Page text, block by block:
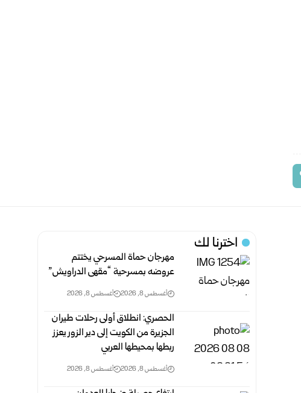
اخترنا لك
مهرجان حماة المسرحي يختتم
عروضه بمسرحية “مقهى الدراويش”
أغسطس 8, 2026 أغسطس 8, 2026
الحصري: انطلاق أولى رحلات طيران
الجزيرة من الكويت إلى دير الزور يعزز
ربطها بمحيطها العربي
أغسطس 8, 2026 أغسطس 8, 2026